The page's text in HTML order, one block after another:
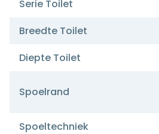
Serie Toilet
Breedte Toilet
Diepte Toilet
Spoelrand
Spoeltechniek